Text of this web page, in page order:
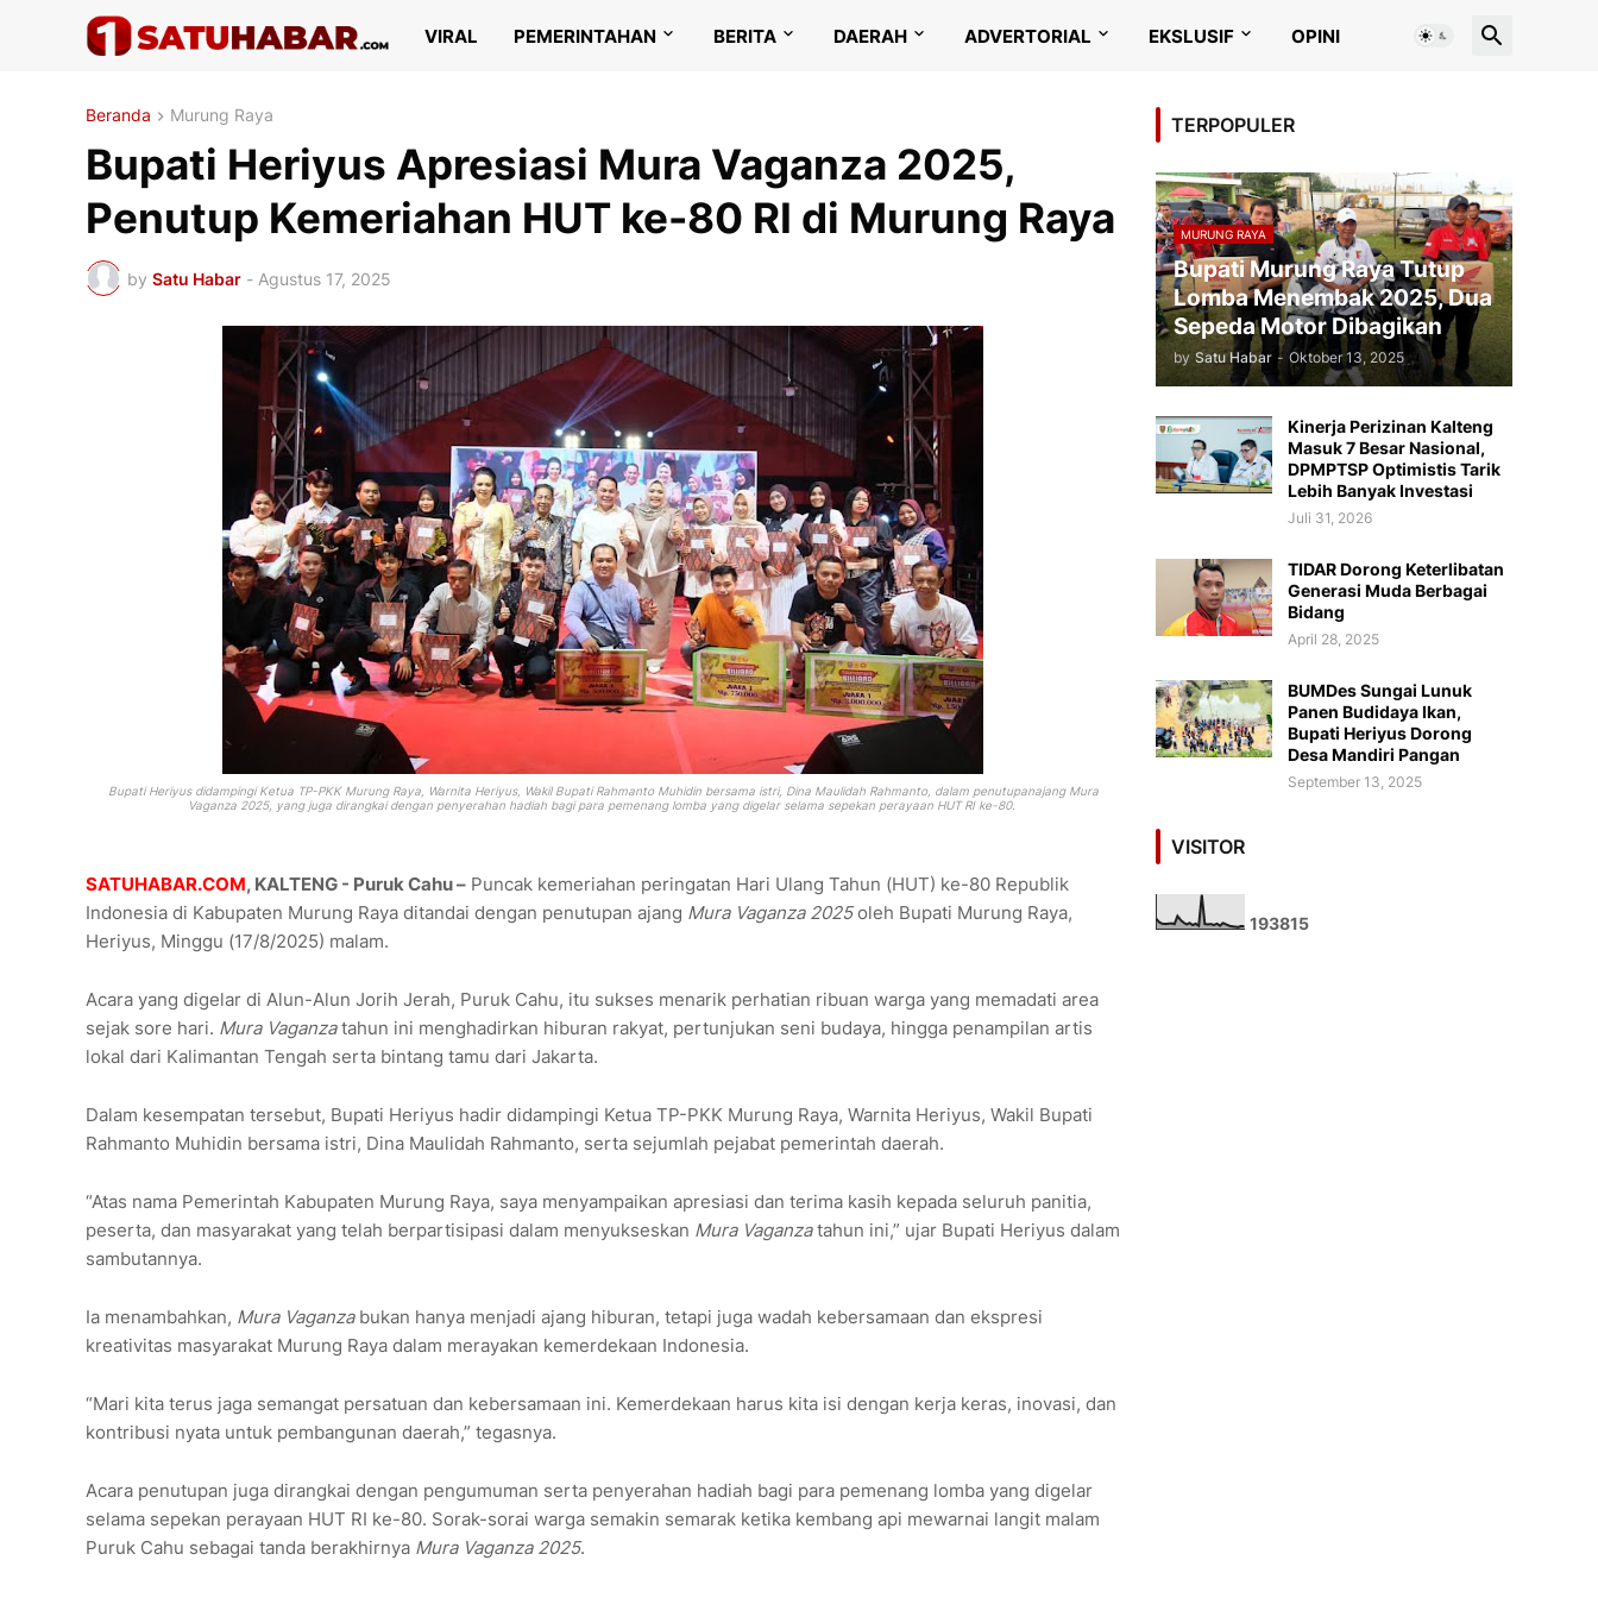
VIRAL PEMERINTAHAN BERITA DAERAH ADVERTORIAL EKSLUSIF OPINI
Beranda Murung Raya
Bupati Heriyus Apresiasi Mura Vaganza 2025,
Penutup Kemeriahan HUT ke-80 RI di Murung Raya
by Satu Habar - Agustus 17, 2025
Bupati Heriyus didampingi Ketua TP-PKK Murung Raya, Warnita Heriyus, Wakil Bupati Rahmanto Muhidin bersama istri, Dina Maulidah Rahmanto, dalam penutupanajang Mura
Vaganza 2025, yang juga dirangkai dengan penyerahan hadiah bagi para pemenang lomba yang digelar selama sepekan perayaan HUT RI ke-80.
SATUHABAR.COM, KALTENG - Puruk Cahu – Puncak kemeriahan peringatan Hari Ulang Tahun (HUT) ke-80 Republik
Indonesia di Kabupaten Murung Raya ditandai dengan penutupan ajang Mura Vaganza 2025oleh Bupati Murung Raya,
Heriyus, Minggu (17/8/2025) malam.
Acara yang digelar di Alun-Alun Jorih Jerah, Puruk Cahu, itu sukses menarik perhatian ribuan warga yang memadati area
sejak sore hari. Mura Vaganzatahun ini menghadirkan hiburan rakyat, pertunjukan seni budaya, hingga penampilan artis
lokal dari Kalimantan Tengah serta bintang tamu dari Jakarta.
Dalam kesempatan tersebut, Bupati Heriyus hadir didampingi Ketua TP-PKK Murung Raya, Warnita Heriyus, Wakil Bupati
Rahmanto Muhidin bersama istri, Dina Maulidah Rahmanto, serta sejumlah pejabat pemerintah daerah.
“Atas nama Pemerintah Kabupaten Murung Raya, saya menyampaikan apresiasi dan terima kasih kepada seluruh panitia,
peserta, dan masyarakat yang telah berpartisipasi dalam menyukseskan Mura Vaganzatahun ini,” ujar Bupati Heriyus dalam
sambutannya.
Ia menambahkan, Mura Vaganzabukan hanya menjadi ajang hiburan, tetapi juga wadah kebersamaan dan ekspresi
kreativitas masyarakat Murung Raya dalam merayakan kemerdekaan Indonesia.
“Mari kita terus jaga semangat persatuan dan kebersamaan ini. Kemerdekaan harus kita isi dengan kerja keras, inovasi, dan
kontribusi nyata untuk pembangunan daerah,” tegasnya.
Acara penutupan juga dirangkai dengan pengumuman serta penyerahan hadiah bagi para pemenang lomba yang digelar
selama sepekan perayaan HUT RI ke-80. Sorak-sorai warga semakin semarak ketika kembang api mewarnai langit malam
Puruk Cahu sebagai tanda berakhirnya Mura Vaganza 2025.
TERPOPULER
MURUNG RAYA
Bupati Murung Raya Tutup
Lomba Menembak 2025, Dua
Sepeda Motor Dibagikan
by Satu Habar - Oktober 13, 2025
Kinerja Perizinan Kalteng
Masuk 7 Besar Nasional,
DPMPTSP Optimistis Tarik
Lebih Banyak Investasi
Juli 31, 2026
TIDAR Dorong Keterlibatan
Generasi Muda Berbagai
Bidang
April 28, 2025
BUMDes Sungai Lunuk
Panen Budidaya Ikan,
Bupati Heriyus Dorong
Desa Mandiri Pangan
September 13, 2025
VISITOR
193815